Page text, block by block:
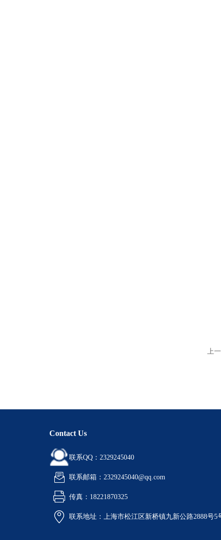
上
Contact Us
联系QQ：2329245040
联系邮箱：2329245040@qq.com
传真：18221870325
联系地址：上海市松江区新桥镇九新公路2888号5